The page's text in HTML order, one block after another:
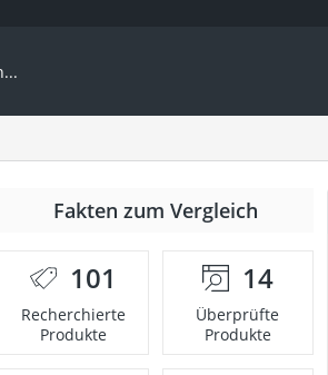
Fakten zum Vergleich
101
Recherchierte
Produkte
14
Überprüfte
Produkte